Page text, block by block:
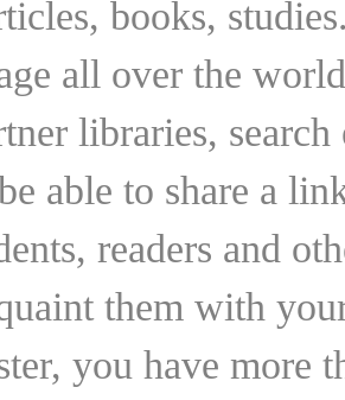
books,
all over the
libraries,
able to share a
readers and
them with
you have more